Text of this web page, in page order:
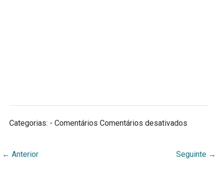
Categorias: - Comentários Comentários desativados
← Anterior Seguinte →